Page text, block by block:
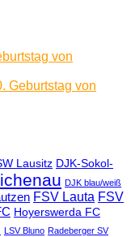
von
Geburtstag von
Lausitz DJK-Sokol-
DJK blau/weiß
FSV Lauta FSV
Hoyerswerda FC
LSV Bluno Radeberger SV